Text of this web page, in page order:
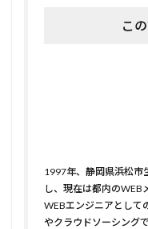
こ
1997年、静岡県浜松市
し、現在は都内のWEB
WEBエンジニアとして
やクラウドソーシング